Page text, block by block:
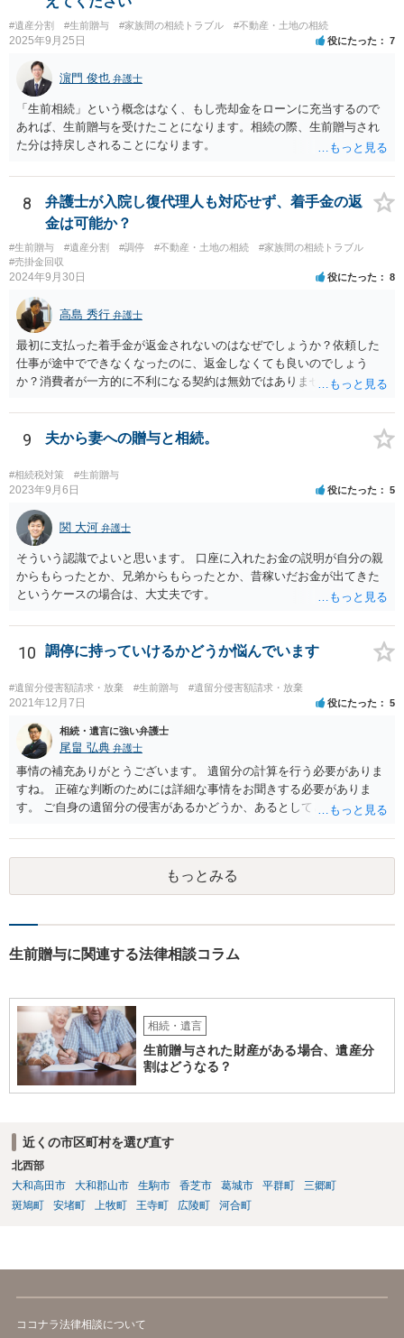
体へ と使途を厳格に指定。相続ではなく信託帰属になるため、子の関
与を大きく排除できます。 ②遺言＋生命保険の組合せ 生活資金は手元
に残し、余剰資金で受取人を友人・団体にした保険を活用。保険金は
相続財産とは別枠で、遺留分対策にも有効と思われます。 ③負担付死
因贈与 「介護・見守り等を条件に、死亡時に財産を渡す」契約。条件
不履行なら無効にでき、老後の安心を担保できます。 ④ 寄附予約＋解
除条件 慈善団体への寄附を予約しつつ、資金不足時は解除できる条項
を設定。 などがあり得るかと思われます。
#遺産分割 #生前贈与 #家族間の相続トラブル #不動産・土地の相続
2025年9月25日 役にたった 7
濵門 俊也 弁護士
「生前相続」という概念はなく、もし売却金をローンに充当するので
あれば、生前贈与を受けたことになります。相続の際、生前贈与され
た分は持戻しされることになります。
8
弁護士が入院し復代理人も対応せず、着手金の返
金は可能か？
#生前贈与 #遺産分割 #調停 #不動産・土地の相続
#家族間の相続トラブル
#売掛金回収
2024年9月30日 役にたった 8
高島 秀行 弁護士
最初に支払った着手金が返金されないのはなぜでしょうか？依頼した
仕事が途中でできなくなったのに、返金しなくても良いのでしょう
か？消費者が一方的に不利になる契約は無効ではありませんか？
務があると思います。 倒れた弁護士が所属する弁護士会に相談さ
れた方がよいと思います。 倒れた弁護士は脳梗塞で倒れたようで
すが、 判断能力があり、復代理を倒れた弁護士の判断で復代理を
選任したのか 即ち、復代理人の選任は有効なのかという問題もあ
ると思います。
9 夫から妻への贈与と相続。
#相続税対策 #生前贈与
2023年9月6日 役にたった 5
関 大河 弁護士
そういう認識でよいと思います。 口座に入れたお金の説明が自分の親
からもらったとか、兄弟からもらったとか、昔稼いだお金が出てきた
というケースの場合は、大丈夫です。
10 調停に持っていけるかどうか悩んでいます
#遺留分侵害額請求・放棄 #生前贈与 #遺留分侵害額請求・放棄
2021年12月7日 役にたった 5
相続・遺言に強い弁護士
尾畠 弘典 弁護士
事情の補充ありがとうございます。 遺留分の計算を行う必要がありま
すね。 正確な判断のためには詳細な事情をお聞きする必要がありま
す。 ご自身の遺留分の侵害があるかどうか、あるとしてどの程度の金
相談されるのが良いと思います。
もっとみる
生前贈与に関連する法律相談コラム
相続・遺言
生前贈与された財産がある場合、遺産分
割はどうなる？
近くの市区町村を選び直す
北西部
大和高田市
大和郡山市 生駒市 香芝市 葛城市 平群町
三郷町
斑鳩町
安堵町 上牧町 王寺町 広陵町 河合町
ココナラ法律相談について